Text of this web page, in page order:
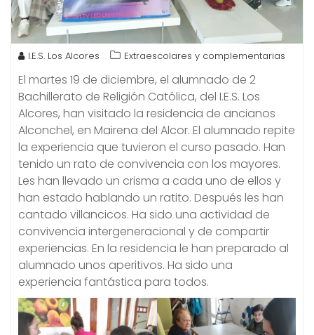
I.E.S. Los Alcores Extraescolares y complementarias
El martes 19 de diciembre, el alumnado de 2
Bachillerato de Religión Católica, del I.E.S. Los
Alcores, han visitado la residencia de ancianos
Alconchel, en Mairena del Alcor. El alumnado repite
la experiencia que tuvieron el curso pasado. Han
tenido un rato de convivencia con los mayores.
Les han llevado un crisma a cada uno de ellos y
han estado hablando un ratito. Después les han
cantado villancicos. Ha sido una actividad de
convivencia intergeneracional y de compartir
experiencias. En la residencia le han preparado al
alumnado unos aperitivos. Ha sido una
experiencia fantástica para todos.